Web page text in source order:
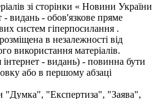
зі сторінки « Новини України
- видань - обов'язкове пряме
систем гіперпосилання .
в незалежності від
використання матеріалів.
- видань) - повинна бути
або в першому абзаці
"Думка", "Експертиза", "Заява",